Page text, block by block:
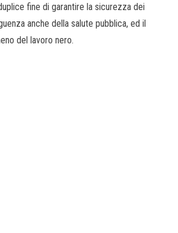
fine di garantire la sicurezza dei
anche della salute pubblica, ed il
del lavoro nero.